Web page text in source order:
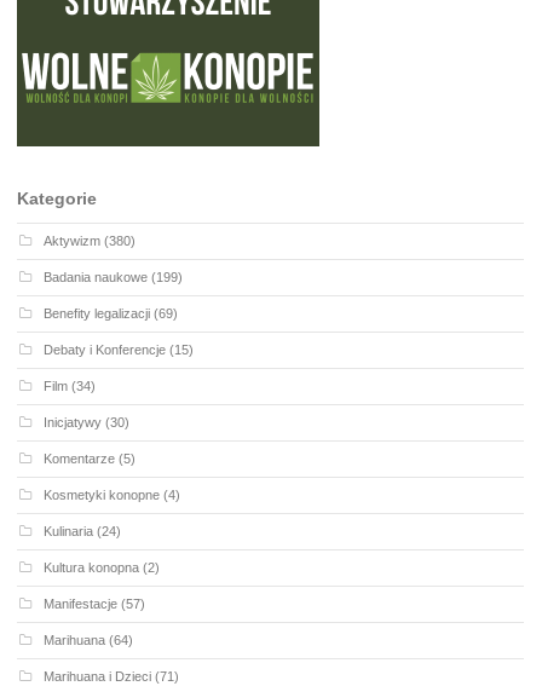
Kategorie
Aktywizm (380)
Badania naukowe (199)
Benefity legalizacji (69)
Debaty i Konferencje (15)
Film (34)
Inicjatywy (30)
Komentarze (5)
Kosmetyki konopne (4)
Kulinaria (24)
Kultura konopna (2)
Manifestacje (57)
Marihuana (64)
Marihuana i Dzieci (71)